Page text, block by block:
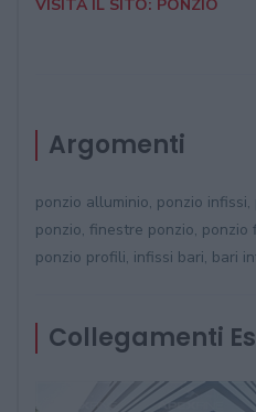
VISITA IL SITO: PONZIO
Argomenti
ponzio alluminio, ponzio
ponzio, finestre ponzio,
ponzio profili, infissi bari, bari
Collegamenti